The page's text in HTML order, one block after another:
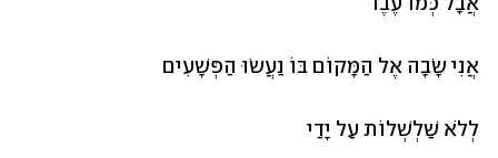
אֲבָל כְּמוֹ עֶבֶד
אֲנִי שָׂבָה אֶל הַמָּקוֹם בּוֹ נַעֲשׂוּ הַפְּשָׁעִים
לְלֹא שַׁלְשְׁלוֹת עַל יָדַי